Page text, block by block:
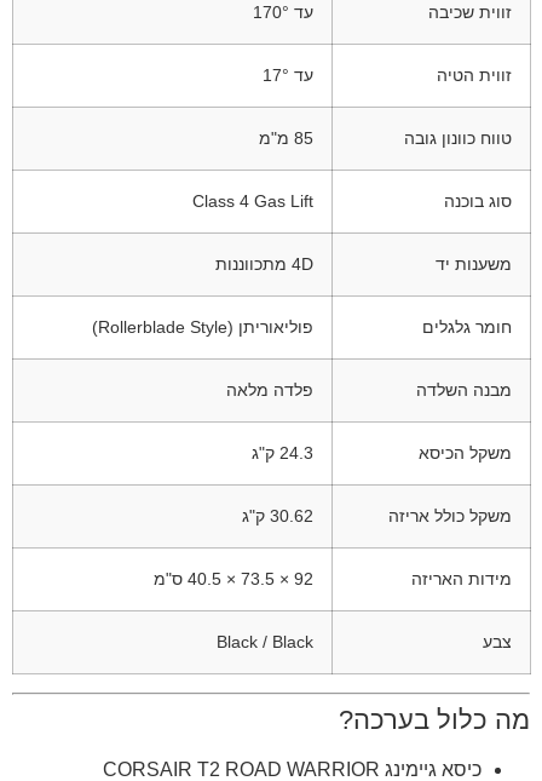
זווית שכיבה עד 170°
זווית הטיה עד 17°
טווח כוונון גובה 85 מ"מ
סוג בוכנה Class 4 Gas Lift
משענות יד 4D מתכווננות
חומר גלגלים פוליאוריתן (Rollerblade Style)
מבנה השלדה פלדה מלאה
משקל הכיסא 24.3 ק"ג
משקל כולל אריזה 30.62 ק"ג
מידות האריזה 92 × 73.5 × 40.5 ס"מ
צבע Black / Black
מה כלול בערכה?
כיסא גיימינג CORSAIR T2 ROAD WARRIOR